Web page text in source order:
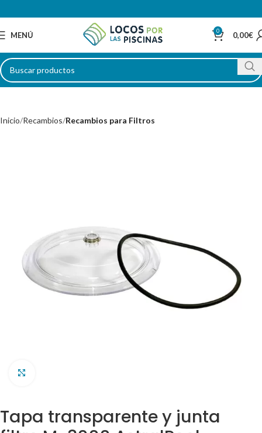
MENÚ 0 0,00€
Inicio Recambios Recambios para Filtros
Tapa transparente y junta